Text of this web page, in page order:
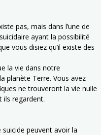
pas, mais dans l’une de
ayant la possibilité
vous disiez qu’il existe des
la vie dans notre
planète Terre. Vous avez
ne trouveront la vie nulle
ils regardent.
peuvent avoir la